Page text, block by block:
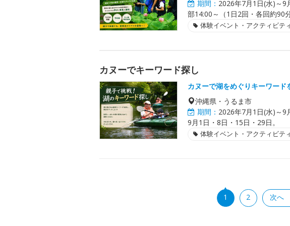
期間： 2026年7月1日(水)～
部14:00～（1日2回・各回約90分
体験イベント・アクティビテ
カヌーでキーワード探し
カヌーで湖をめぐりキーワード
沖縄県・うるま市
期間： 2026年7月1日(水)～9
9月1日・8日・15日・29日。
体験イベント・アクティビテ
1 2 次へ